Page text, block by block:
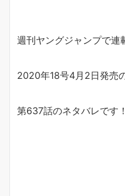
週刊ヤングジャンプで連
2020年18号4月2日発売
第637話のネタバレです！